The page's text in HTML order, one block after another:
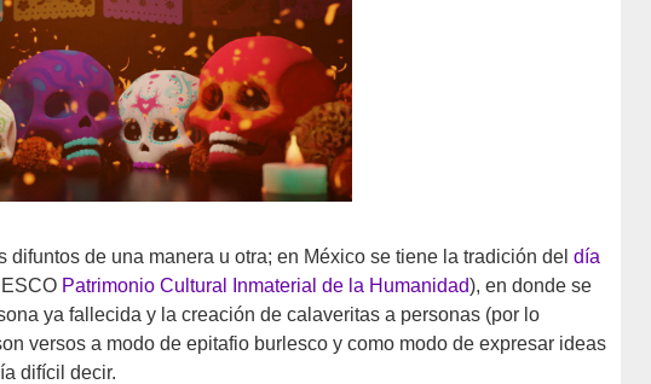
de una manera u otra; en México se tiene la tradición del día
Patrimonio Cultural Inmaterial de la Humanidad), en donde se
ya fallecida y la creación de calaveritas a personas (por lo
versos a modo de epitafio burlesco y como modo de expresar ideas
difícil decir.